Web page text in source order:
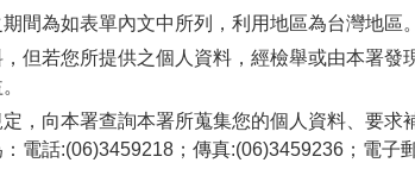
間為如表單內文中所列，利用地區為台灣地區。
但若您所提供之個人資料，經檢舉或由本署發
，向本署查詢本署所蒐集您的個人資料、要
電話:(06)3459218；傳真:(06)3459236；電子